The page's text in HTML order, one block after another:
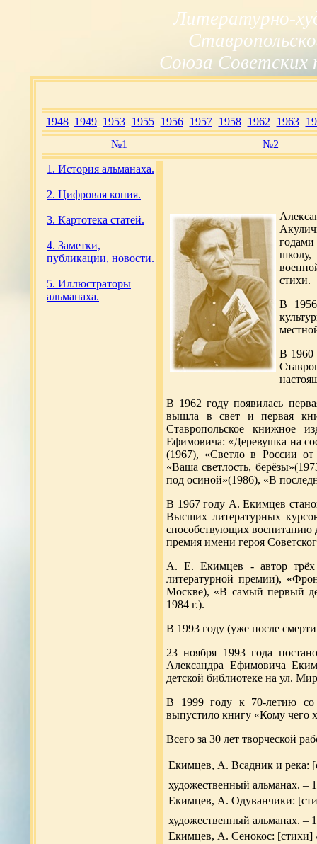
Литературно-
Союза Советских
1948 1949 1953 1955 1956 1957 1958 1962 1963
№1
№2
1. История альманаха.
2. Цифровая копия.
3. Картотека статей.
4. Заметки,
публикации, новости.
5. Иллюстраторы
альманаха.
стихи.
В
В 1960
В 1962 году появилась
вышла в свет и первая
Ставропольское книжное
Ефимовича: «Деревушка на
(1967), «Светло в России
«Ваша светлость,
под осиной»(1986), «В
В 1967 году А. Екимцев
Высших литературных
способствующих воспитанию
премия имени героя
А. Е. Екимцев - автор трёх
литературной премии),
Москве), «В самый первый
1984 г.).
В 1993 году (уже после
23 ноября 1993 года
Александра Ефимовича
детской библиотеке на ул.
В 1999 году к 70-летию со
выпустило книгу «Кому чего
Всего за 30 лет творческой
Екимцев, А. Всадник и река:
художественный альманах. –
Екимцев, А. Одуванчики:
художественный альманах. –
Екимцев, А. Сенокос: [стихи]